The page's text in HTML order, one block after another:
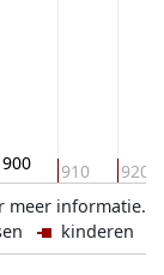
900 910 920
meer informatie.
kinderen